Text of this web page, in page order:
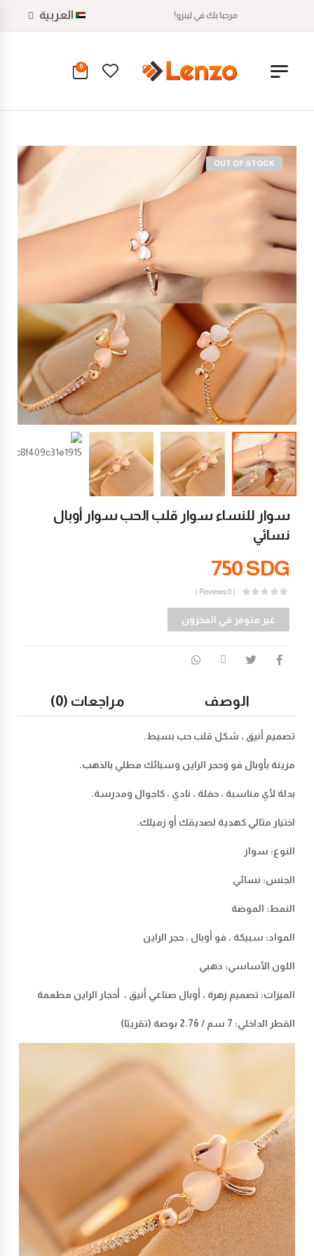
مرحبا بك في لينزو! العربية
0
OUT OF STOCK
سوار للنساء سوار قلب الحب سوار أوبال
نسائي
750SDG
( 0 Reviews )
غير متوفر في المخزون
الوصف مراجعات (0)
تصميم أنيق ، شكل قلب حب بسيط.
مزينة بأوبال فو وحجر الراين وسبائك مطلي بالذهب.
بدلة لأي مناسبة ، حفلة ، نادي ، كاجوال ومدرسة.
اختيار مثالي كهدية لصديقك أو زميلك.
النوع: سوار
الجنس: نسائي
النمط: الموضة
المواد: سبيكة ، فو أوبال ، حجر الراين
اللون الأساسي: ذهبي
الميزات: تصميم زهرة ، أوبال صناعي أنيق ، أحجار الراين مطعمة
القطر الداخلي: 7 سم / 2.76 بوصة (تقريبًا)